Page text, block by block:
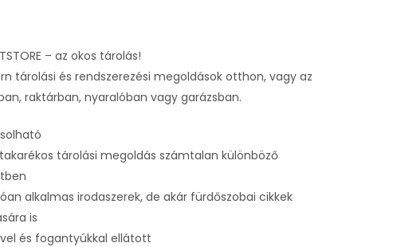
– az okos tárolás!
tárolási és rendszerezési megoldások otthon, vagy az
raktárban, nyaralóban vagy garázsban.
tárolási megoldás számtalan különböző
alkalmas irodaszerek, de akár fürdőszobai cikkek
is
és fogantyúkkal ellátott